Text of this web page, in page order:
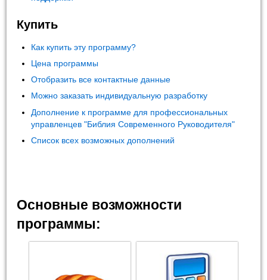
Купить
Как купить эту программу?
Цена программы
Отобразить все контактные данные
Можно заказать индивидуальную разработку
Дополнение к программе для профессиональных
управленцев "Библия Современного Руководителя"
Список всех возможных дополнений
Основные возможности
программы: